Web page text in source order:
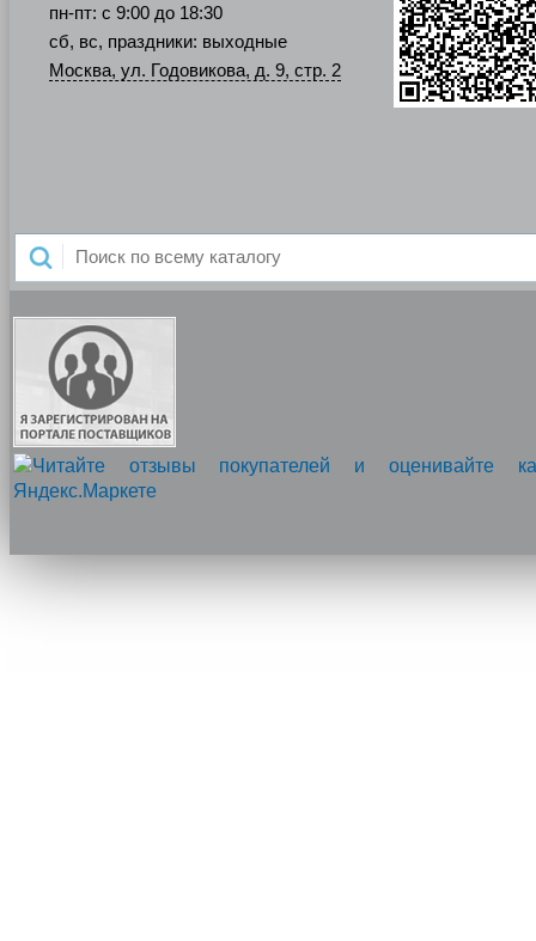
пн-пт: с 9:00 до 18:30
сб, вс, праздники: выходные
Москва, ул. Годовикова, д. 9, стр. 2